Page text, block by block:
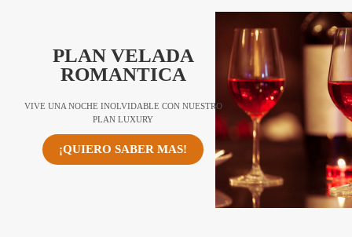
PLAN VELADA
ROMANTICA
VIVE UNA NOCHE INOLVIDABLE CON NUESTRO
PLAN LUXURY
¡QUIERO SABER MAS!